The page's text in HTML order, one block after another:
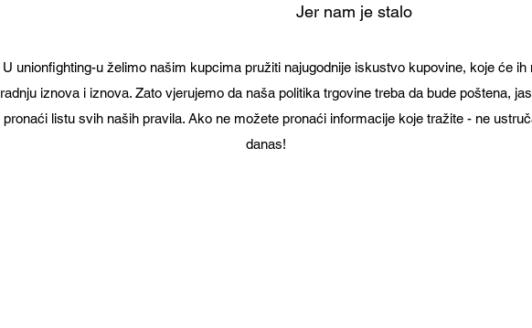
Jer nam je stalo
U unionfighting-u želimo našim kupcima pružiti najugodnije iskustvo kupovine, koje će
radnju iznova i iznova. Zato vjerujemo da naša politika trgovine treba da bude poštena,
pronaći listu svih naših pravila. Ako ne možete pronaći informacije koje tražite - ne
danas!